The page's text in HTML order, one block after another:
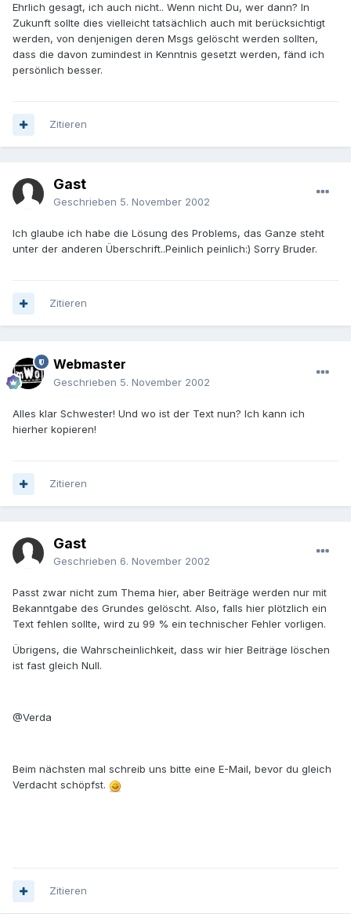
Ehrlich gesagt, ich auch nicht.. Wenn nicht Du, wer dann? In
Zukunft sollte dies vielleicht tatsächlich auch mit berücksichtigt
werden, von denjenigen deren Msgs gelöscht werden sollten,
dass die davon zumindest in Kenntnis gesetzt werden, fänd ich
persönlich besser.
Zitieren
Gast
Geschrieben 5. November 2002
Ich glaube ich habe die Lösung des Problems, das Ganze steht
unter der anderen Überschrift..Peinlich peinlich:) Sorry Bruder.
Zitieren
Webmaster
Geschrieben 5. November 2002
Alles klar Schwester! Und wo ist der Text nun? Ich kann ich
hierher kopieren!
Zitieren
Gast
Geschrieben 6. November 2002
Passt zwar nicht zum Thema hier, aber Beiträge werden nur mit
Bekanntgabe des Grundes gelöscht. Also, falls hier plötzlich ein
Text fehlen sollte, wird zu 99 % ein technischer Fehler vorligen.
Übrigens, die Wahrscheinlichkeit, dass wir hier Beiträge löschen
ist fast gleich Null.
@Verda
Beim nächsten mal schreib uns bitte eine E-Mail, bevor du gleich
Verdacht schöpfst.
Zitieren